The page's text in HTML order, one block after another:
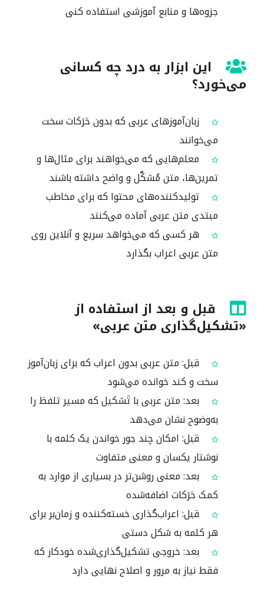
جزوه‌ها و منابع آموزشی استفاده کنی
این ابزار به درد چه کسانی
می‌خورد؟
زبان‌آموزهای عربی که بدون حَرَکات سخت
می‌خوانند
معلم‌هایی که می‌خواهند برای مثال‌ها و
تمرین‌ها، متن مُشکَّل و واضح داشته باشند
تولیدکننده‌های محتوا که برای مخاطب
مبتدی متن عربی آماده می‌کنند
هر کسی که می‌خواهد سریع و آنلاین روی
متن عربی اعراب بگذارد
قبل و بعد از استفاده از
«تشکیل‌گذاری متن عربی»
قبل: متن عربی بدون اعراب که برای زبان‌آموز
سخت و کند خوانده می‌شود
بعد: متن عربی با تَشکيل که مسیر تلفظ را
به‌وضوح نشان می‌دهد
قبل: امکان چند جور خواندن یک کلمه با
نوشتار یکسان و معنی متفاوت
بعد: معنی روشن‌تر در بسیاری از موارد به
کمک حَرَکات اضافه‌شده
قبل: اعراب‌گذاری خسته‌کننده و زمان‌بر برای
هر کلمه به شکل دستی
بعد: خروجی تشکیل‌گذاری‌شده خودکار که
فقط نیاز به مرور و اصلاح نهایی دارد